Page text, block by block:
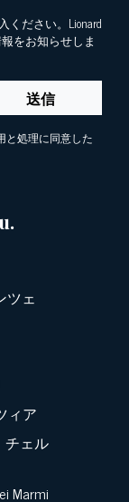
ださい。Lionard
をお知らせしま
送信
と処理に同意した
ツェ
ィア
チェル
Marmi